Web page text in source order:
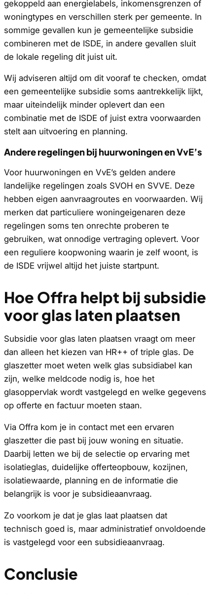
gekoppeld aan energielabels, inkomensgrenzen of
woningtypes en verschillen sterk per gemeente. In
sommige gevallen kun je gemeentelijke subsidie
combineren met de ISDE, in andere gevallen sluit
de lokale regeling dit juist uit.
Wij adviseren altijd om dit vooraf te checken, omdat
een gemeentelijke subsidie soms aantrekkelijk lijkt,
maar uiteindelijk minder oplevert dan een
combinatie met de ISDE of juist extra voorwaarden
stelt aan uitvoering en planning.
Andere regelingen bij huurwoningen en VvE’s
Voor huurwoningen en VvE’s gelden andere
landelijke regelingen zoals SVOH en SVVE. Deze
hebben eigen aanvraagroutes en voorwaarden. Wij
merken dat particuliere woningeigenaren deze
regelingen soms ten onrechte proberen te
gebruiken, wat onnodige vertraging oplevert. Voor
een reguliere koopwoning waarin je zelf woont, is
de ISDE vrijwel altijd het juiste startpunt.
Hoe Offra helpt bij subsidie
voor glas laten plaatsen
Subsidie voor glas laten plaatsen vraagt om meer
dan alleen het kiezen van HR++ of triple glas. De
glaszetter moet weten welk glas subsidiabel kan
zijn, welke meldcode nodig is, hoe het
glasoppervlak wordt vastgelegd en welke gegevens
op offerte en factuur moeten staan.
Via Offra kom je in contact met een ervaren
glaszetter die past bij jouw woning en situatie.
Daarbij letten we bij de selectie op ervaring met
isolatieglas, duidelijke offerteopbouw, kozijnen,
isolatiewaarde, planning en de informatie die
belangrijk is voor je subsidieaanvraag.
Zo voorkom je dat je glas laat plaatsen dat
technisch goed is, maar administratief onvoldoende
is vastgelegd voor een subsidieaanvraag.
Conclusie